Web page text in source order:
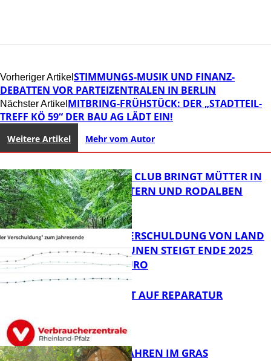
Vorheriger Artikel STIMMUNGS-MUSIK UND FINANZ-
DEBATTEN VOR PARTEIZENTRALEN IN BERLIN
Nächster Artikel MITBRING-FRÜHSTÜCK: DER „STADTTEIL-
TREFF KÖ 59“ DER BAU AG LÄDT EIN!
Weitere Artikel Mehr vom Autor
FB News
NEUER MOM CLUB BRINGT MÜTTER IN
KAISERSLAUTERN UND RODALBEN
ZUSAMMEN
FB News
PRO-KOPF-VERSCHULDUNG VON LAND
UND KOMMUNEN STEIGT ENDE 2025
AUF 9.600 EURO
NEUES RECHT AUF REPARATUR
GIFTIGE GEFAHREN IM GRAS